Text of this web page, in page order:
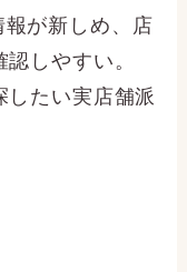
報が新しめ、店
しやすい。
したい実店舗派